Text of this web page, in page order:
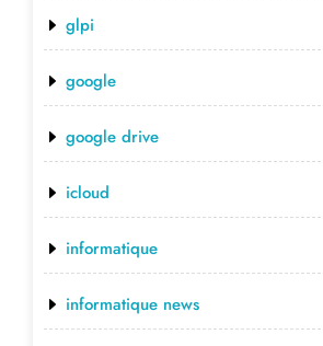
glpi
google
google drive
icloud
informatique
informatique news